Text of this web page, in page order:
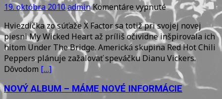
19. októbra 2010adminKomentáre vypnuténa
Red
Hot
Chili
Peppers
chcú
zažalovať
Dianu
Vickers
Hviezdička zo súťaže X Factor sa totiž pri svojej novej
piesni My Wicked Heart až príliš očividne inšpirovala ich
hitom Under The Bridge. Americká skupina Red Hot Chili
Peppers plánuje zažalovať speváčku Dianu Vickers.
Dôvodom […]
NOVÝ ALBUM – MÁME NOVÉ INFORMÁCIE